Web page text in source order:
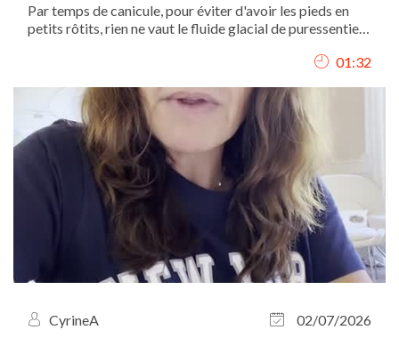
Par temps de canicule, pour éviter d'avoir les pieds en
petits rôtits, rien ne vaut le fluide glacial de puressentiel.
01:32
CyrineA
02/07/2026